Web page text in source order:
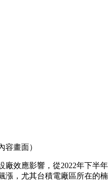
容畫面）
廠效應影響，從2022年下半年
漲，尤其台積電廠區所在的楠